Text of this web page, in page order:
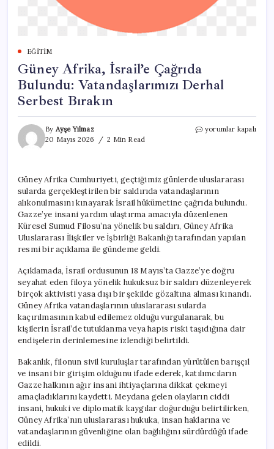
EĞITIM
Güney Afrika, İsrail’e Çağrıda
Bulundu: Vatandaşlarımızı Derhal
Serbest Bırakın
By Ayşe Yılmaz
20 Mayıs 2026
2 Min Read
Güney
Vatandaşlarımızı
Derhal
Serbest
Bırakın
için
yorumlar kapalı
Güney Afrika Cumhuriyeti, geçtiğimiz günlerde uluslararası
sularda gerçekleştirilen bir saldırıda vatandaşlarının
alıkonulmasını kınayarak İsrail hükümetine çağrıda bulundu.
Gazze’ye insani yardım ulaştırma amacıyla düzenlenen
Küresel Sumud Filosu’na yönelik bu saldırı, Güney Afrika
Uluslararası İlişkiler ve İşbirliği Bakanlığı tarafından yapılan
resmi bir açıklama ile gündeme geldi.
Açıklamada, İsrail ordusunun 18 Mayıs’ta Gazze’ye doğru
seyahat eden filoya yönelik hukuksuz bir saldırı düzenleyerek
birçok aktivisti yasa dışı bir şekilde gözaltına alması kınandı.
Güney Afrika vatandaşlarının uluslararası sularda
kaçırılmasının kabul edilemez olduğu vurgulanarak, bu
kişilerin İsrail’de tutuklanma veya hapis riski taşıdığına dair
endişelerin derinlemesine izlendiği belirtildi.
Bakanlık, filonun sivil kuruluşlar tarafından yürütülen barışçıl
ve insani bir girişim olduğunu ifade ederek, katılımcıların
Gazze halkının ağır insani ihtiyaçlarına dikkat çekmeyi
amaçladıklarını kaydetti. Meydana gelen olayların ciddi
insani, hukuki ve diplomatik kaygılar doğurduğu belirtilirken,
Güney Afrika’nın uluslararası hukuka, insan haklarına ve
vatandaşlarının güvenliğine olan bağlılığını sürdürdüğü ifade
edildi.